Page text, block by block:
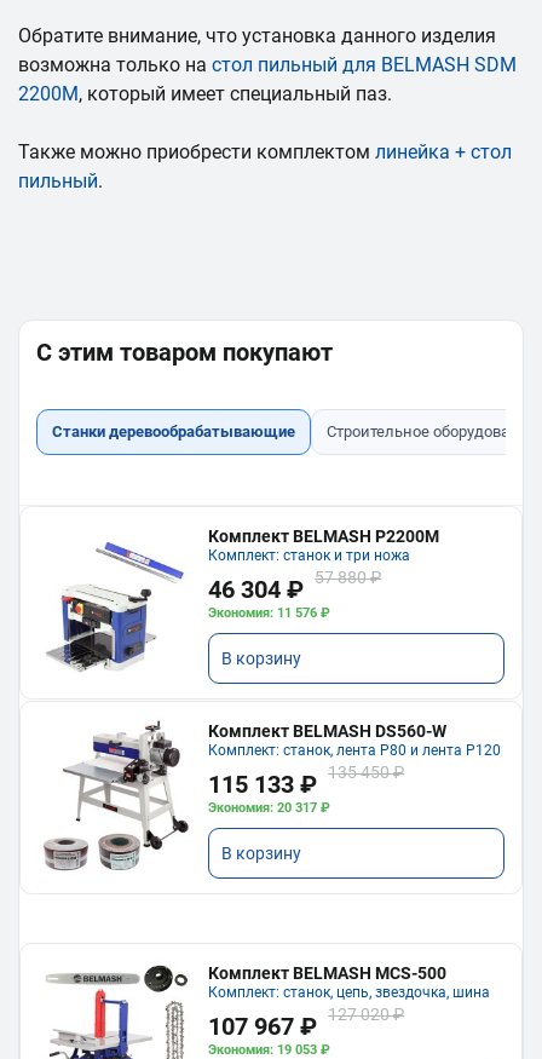
Обратите внимание, что установка данного изделия
возможна только на стол пильный для BELMASH SDM
2200М, который имеет специальный паз.
Также можно приобрести комплектом линейка + стол
пильный.
С этим товаром покупают
Станки деревообрабатывающие Строительное оборудование
Комплект BELMASH P2200M
Комплект: станок и три ножа
46 304 ₽ 57 880 ₽
Экономия: 11 576 ₽
В корзину
Комплект BELMASH DS560-W
Комплект: станок, лента P80 и лента P120
115 133 ₽ 135 450 ₽
Экономия: 20 317 ₽
В корзину
Комплект BELMASH MCS-500
Комплект: станок, цепь, звездочка, шина
107 967 ₽ 127 020 ₽
Экономия: 19 053 ₽